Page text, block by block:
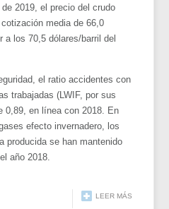
2019, el precio del crudo
media de 66,0
a los 70,5 dólares/barril del
el ratio accidentes con
trabajadas (LWIF, por sus
0,89, en línea con 2018. En
efecto invernadero, los
producida se han mantenido
año 2018.
LEER MÁS